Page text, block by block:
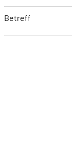
Betreff